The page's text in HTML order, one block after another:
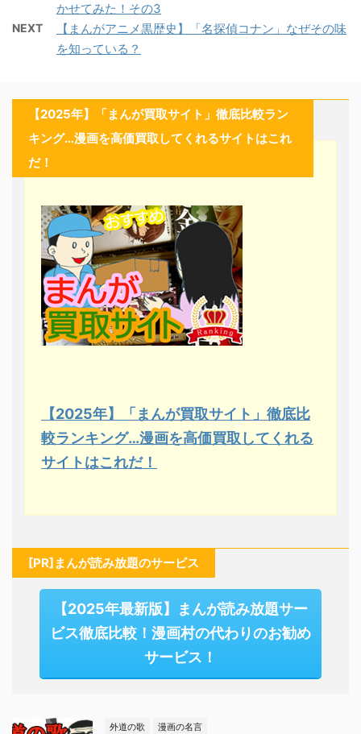
かせてみた！その3
NEXT
【まんがアニメ黒歴史】「名探偵コナン」なぜその味
を知っている？
【2025年】「まんが買取サイト」徹底比較ラン
キング…漫画を高価買取してくれるサイトはこれ
だ！
【2025年】「まんが買取サイト」徹底比
較ランキング…漫画を高価買取してくれる
サイトはこれだ！
[PR]まんが読み放題のサービス
【2025年最新版】まんが読み放題サー
ビス徹底比較！漫画村の代わりのお勧め
サービス！
外道の歌 漫画の名言